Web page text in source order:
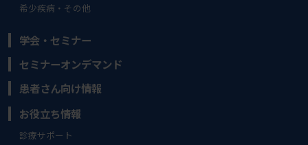
希少疾病・その他
学会・セミナー
セミナーオンデマンド
患者さん向け情報
お役立ち情報
診療サポート